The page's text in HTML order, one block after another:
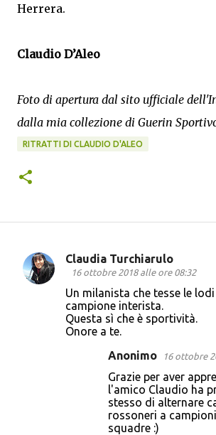
Herrera.
Claudio D’Aleo
Foto di apertura dal sito ufficiale
dalla mia collezione di Guerin
RITRATTI DI CLAUDIO D'ALEO
C
Claudia Turchiarulo
16 ottobre 2018 alle ore 08:32
Un milanista che tesse le
campione interista.
Questa sì che è sportività.
Onore a te.
Anonimo 16 ottobre
Grazie per aver
l'amico Claudio ha
stesso di alternare
rossoneri a
squadre :)